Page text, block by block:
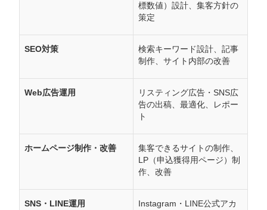
標数値）設計、集客方針の
策定
SEO対策
検索キーワード設計、記事
制作、サイト内部の改善
Web広告運用
リスティング広告・SNS広
告の出稿、最適化、レポー
ト
ホームページ制作・改善
集客できるサイトの制作、
LP（申込獲得用ページ）制
作、改善
SNS・LINE運用
Instagram・LINE公式アカ